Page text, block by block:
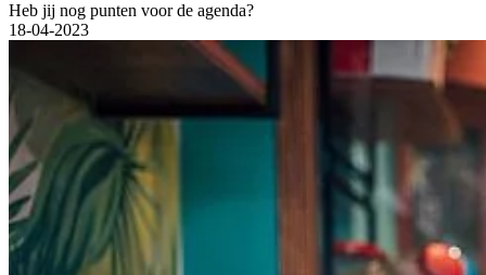
Heb jij nog punten voor de agenda?
18-04-2023